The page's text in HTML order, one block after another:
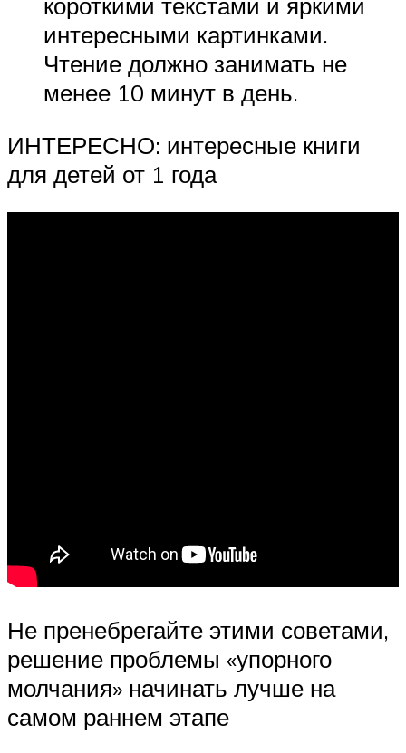
короткими текстами и яркими
интересными картинками.
Чтение должно занимать не
менее 10 минут в день.
ИНТЕРЕСНО: интересные книги
для детей от 1 года
Не пренебрегайте этими советами,
решение проблемы «упорного
молчания» начинать лучше на
самом раннем этапе